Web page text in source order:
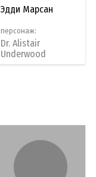
Эдди Марсан
персонаж:
Dr. Alistair
Underwood